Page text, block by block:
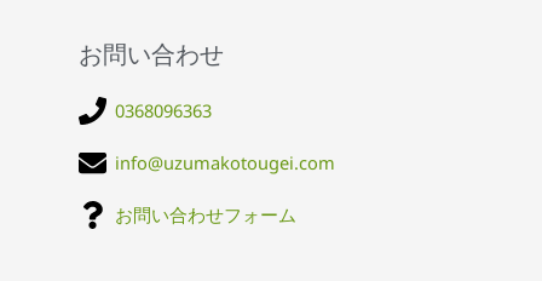
お問い合わせ
0368096363
info@uzumakotougei.com
お問い合わせフォーム